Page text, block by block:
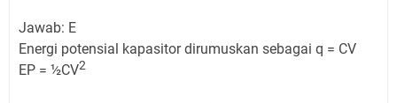
Jawab: E
Energi potensial kapasitor dirumuskan sebagai q = CV
EP = ½CV2